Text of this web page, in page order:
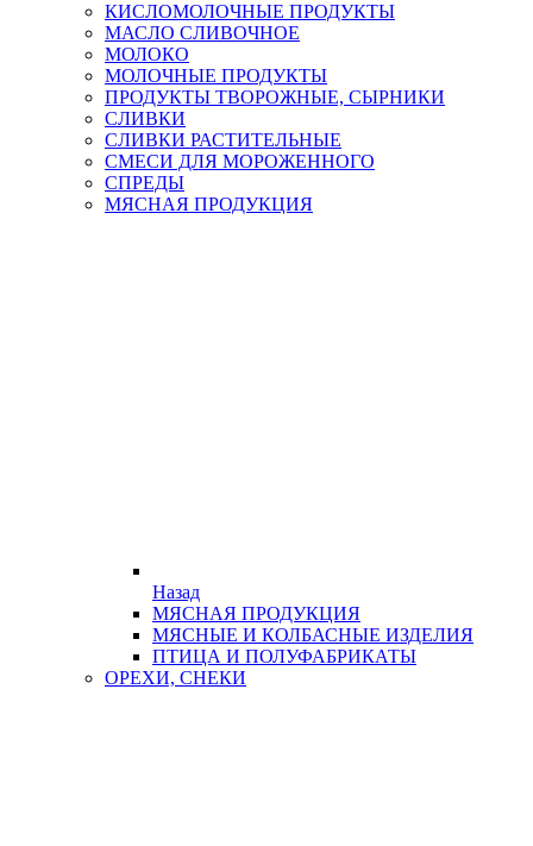
КИСЛОМОЛОЧНЫЕ ПРОДУКТЫ
МАСЛО СЛИВОЧНОЕ
МОЛОКО
МОЛОЧНЫЕ ПРОДУКТЫ
ПРОДУКТЫ ТВОРОЖНЫЕ, СЫРНИКИ
СЛИВКИ
СЛИВКИ РАСТИТЕЛЬНЫЕ
СМЕСИ ДЛЯ МОРОЖЕННОГО
СПРЕДЫ
МЯСНАЯ ПРОДУКЦИЯ
Назад
МЯСНАЯ ПРОДУКЦИЯ
МЯСНЫЕ И КОЛБАСНЫЕ ИЗДЕЛИЯ
ПТИЦА И ПОЛУФАБРИКАТЫ
ОРЕХИ, СНЕКИ